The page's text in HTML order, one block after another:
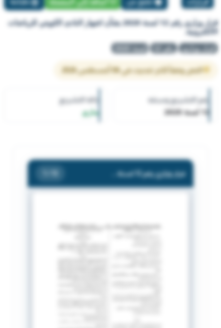
قرار وزاري رقم 12 لسنة 2020 بشأن اشهار النادى الكويتي للرياضات
الالكترونية.
قرار وزاري رقم 12 لسنة 2020
النص وفقاً لآخر تحديث في 06 أغسطس 2026
رقم التشريع وسنته
12 لسنة 2020
حالة التشريع
ساري